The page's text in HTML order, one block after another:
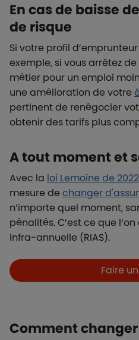
En cas de baisse
de risque
Si votre profil
exemple, si vous arrêtez de
métier pour un emploi
une amélioration de votre
pertinent de renégocier
obtenir des tarifs plus
A tout moment et
Avec la loi Lemoine de 2022
mesure dechanger
n’importe quel moment,
pénalités. C’est ce que
infra-annuelle (RIAS).
Boutons et liens
Faire
Comment